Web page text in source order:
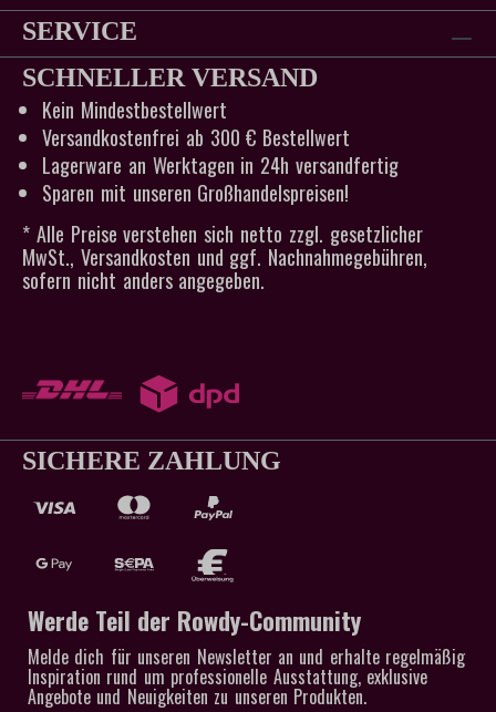
SERVICE
SCHNELLER VERSAND
Kein Mindestbestellwert
Versandkostenfrei ab 300 € Bestellwert
Lagerware an Werktagen in 24h versandfertig
Sparen mit unseren Großhandelspreisen!
* Alle Preise verstehen sich netto zzgl. gesetzlicher
MwSt., Versandkosten und ggf. Nachnahmegebühren,
sofern nicht anders angegeben.
SICHERE ZAHLUNG
Werde Teil der Rowdy-Community
Melde dich für unseren Newsletter an und erhalte regelmäßig
Inspiration rund um professionelle Ausstattung, exklusive
Angebote und Neuigkeiten zu unseren Produkten.